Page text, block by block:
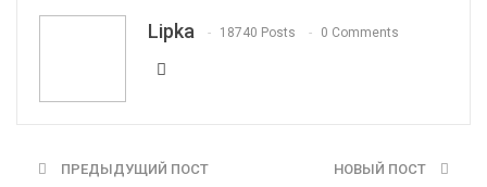
Lipka 18740 Posts 0 Comments
ПРЕДЫДУЩИЙ ПОСТ НОВЫЙ ПОСТ